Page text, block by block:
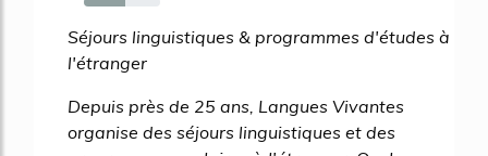
54%
Séjours linguistiques & programmes d'études à
l'étranger
Depuis près de 25 ans, Langues Vivantes
organise des séjours linguistiques et des